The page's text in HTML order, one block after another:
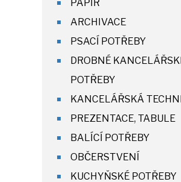
PAPÍR
ARCHIVACE
PSACÍ POTŘEBY
DROBNÉ
POTŘEBY
KANCELÁŘSKÁ
PREZENTACE, TABULE
BALÍCÍ POTŘEBY
OBČERSTVENÍ
KUCHYŇSKÉ POTŘEBY